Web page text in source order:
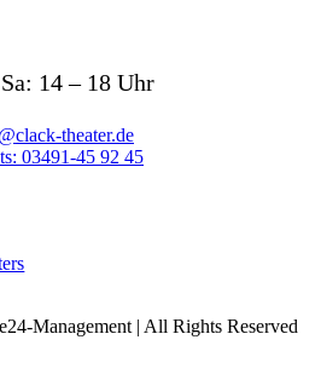
14 – 18 Uhr
theater.de
03491-45 92 45
Management | All Rights Reserved